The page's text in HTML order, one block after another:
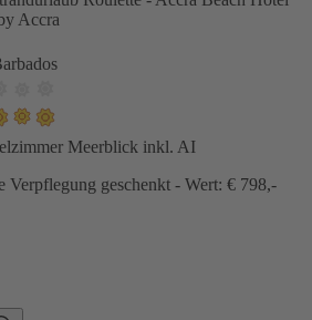
Accra
Meerblick inkl. AI
geschenkt - Wert: € 798,-